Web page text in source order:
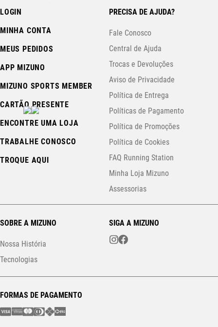
LOGIN
MINHA CONTA
MEUS PEDIDOS
APP MIZUNO
MIZUNO SPORTS MEMBER
CARTÃO PRESENTE
ENCONTRE UMA LOJA
TRABALHE CONOSCO
TROQUE AQUI
PRECISA DE AJUDA?
Fale Conosco
Central de Ajuda
Trocas e Devoluções
Aviso de Privacidade
Política de Entrega
Políticas de Pagamento
Política de Promoções
Política de Cookies
FAQ Running Station
Minha Loja Mizuno
Assessorias
SOBRE A MIZUNO
Nossa História
Tecnologias
SIGA A MIZUNO
FORMAS DE PAGAMENTO